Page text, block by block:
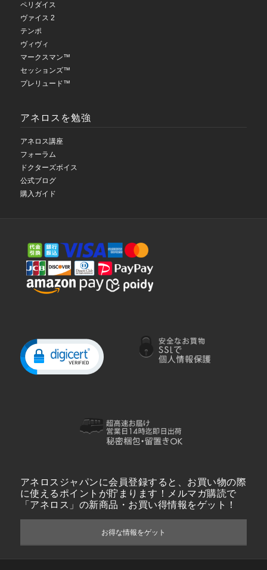
ペリダイス
ヴァイス 2
テンポ
ヴィヴィ
マークスマン™
セッションズ™
プレリュード™
アネロスを勉強
アネロス講座
フォーラム
ドクターズボイス
公式ブログ
購入ガイド
アネロスジャパンに会員登録すると、お買い物の際
に使えるポイントが貯まります！メルマガ購読で
「アネロス」の新商品・お買い得情報をゲット！
お得な情報をゲット